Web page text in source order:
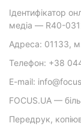
Ідентифікатор
медіа — R40-
Адреса: 01133,
Телефон: +38
E-mail:
FOCUS.UA —
Передрук,